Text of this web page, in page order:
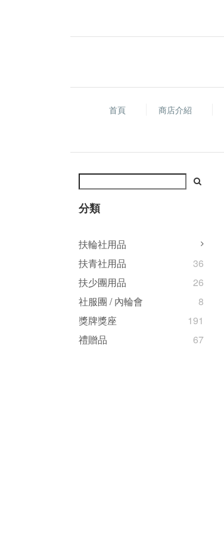
首頁 商店介紹
分類
扶輪社用品
扶青社用品
36
扶少團用品
26
社服團 / 內輪會
8
獎牌獎座
191
禮贈品
67